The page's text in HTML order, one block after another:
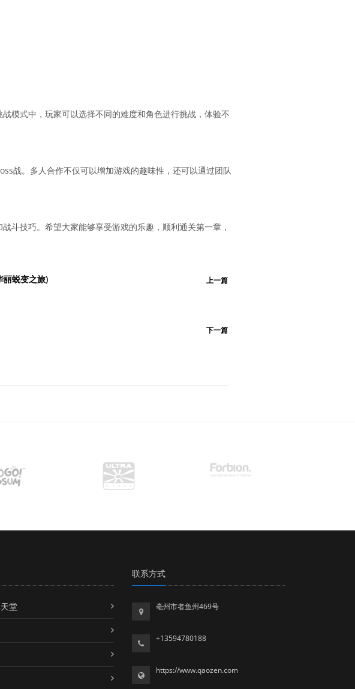
模式中，玩家可以选择不同的难度和角色进行挑战，体验不
战。多人合作不仅可以增加游戏的趣味性，还可以通过团队
斗技巧。希望大家能够享受游戏的乐趣，顺利通关第一章，
丽蜕变之旅) 上一篇
下一篇
堂
联系方式
亳州市者鱼州469号
+13594780188
https://www.qaozen.com